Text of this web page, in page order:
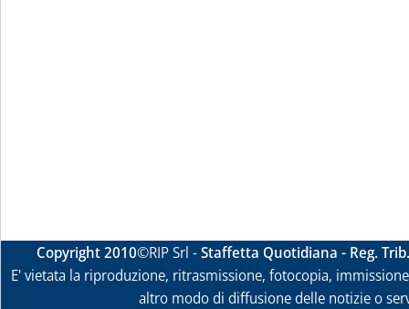
Copyright 2010©RIP Srl -Staffetta Quotidiana - Reg.
E' vietata la riproduzione, ritrasmissione, fotocopia,
altro modo di diffusione delle notizie o